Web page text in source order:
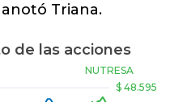
Triana.